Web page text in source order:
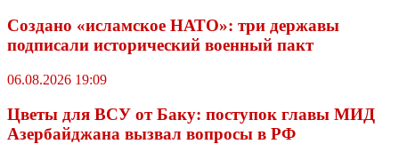
Создано «исламское НАТО»: три державы
подписали исторический военный пакт
06.08.2026 19:09
Цветы для ВСУ от Баку: поступок главы МИД
Азербайджана вызвал вопросы в РФ